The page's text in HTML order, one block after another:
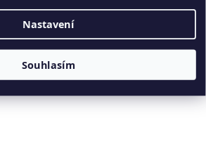
Nastavení
Souhlasím
Vytvořil Shoptet
Design. Všechna práva vyhrazena.